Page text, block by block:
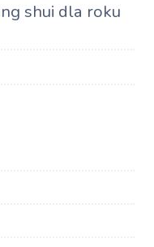
shui dla roku